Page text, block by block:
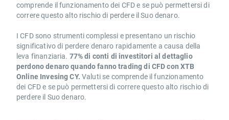
comprende il funzionamento dei CFD e se può permettersi di
correre questo alto rischio di perdere il Suo denaro.
I CFD sono strumenti complessi e presentano un rischio
significativo di perdere denaro rapidamente a causa della
leva finanziaria. 77% di conti di investitori al dettaglio
perdono denaro quando fanno trading di CFD con XTB
Online Invesing CY. Valuti se comprende il funzionamento
dei CFD e se può permettersi di correre questo alto rischio di
perdere il Suo denaro.